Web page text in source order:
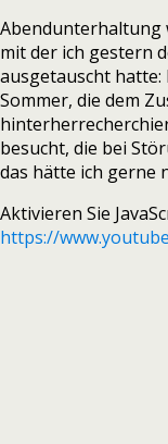
Abendunterhaltung
mit der ich gestern
ausgetauscht hatte:
Sommer, die dem
besucht, die bei
das hätte ich gerne
Aktivieren Sie
https://